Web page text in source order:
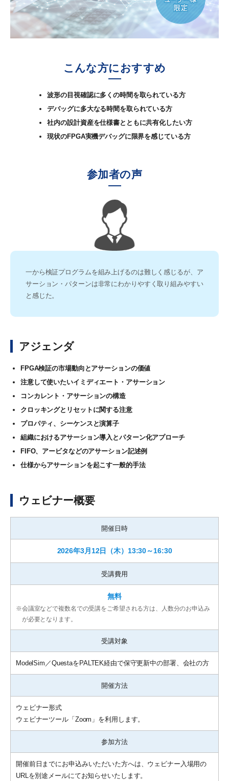
こんな方におすすめ
波形の目視確認に多くの時間を取られている方
デバッグに多大なる時間を取られている方
社内の設計資産を仕様書とともに共有化したい方
現状のFPGA実機デバッグに限界を感じている方
参加者の声
一から検証プログラムを組み上げるのは難しく感じるが、ア
サーション・パターンは非常にわかりやすく取り組みやすい
と感じた。
アジェンダ
FPGA検証の市場動向とアサーションの価値
注意して使いたいイミディエート・アサーション
コンカレント・アサーションの構造
クロッキングとリセットに関する注意
プロパティ、シーケンスと演算子
組織におけるアサーション導入とパターン化アプローチ
FIFO、アービタなどのアサーション記述例
仕様からアサーションを起こす一般的手法
ウェビナー概要
開催日時
2026年3月12日（木）13:30～16:30
受講費用
無料
※会議室などで複数名での受講をご希望される方は、人数分のお申込み
が必要となります。
受講対象
ModelSim／QuestaをPALTEK経由で保守更新中の部署、会社の方
開催方法
ウェビナー形式
ウェビナーツール「Zoom」を利用します。
参加方法
開催前日までにお申込みいただいた方へは、ウェビナー入場用の
URLを別途メールにてお知らせいたします。